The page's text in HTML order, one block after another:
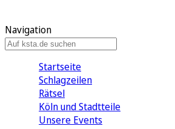
Navigation
Startseite
Schlagzeilen
Rätsel
Köln und Stadtteile
Unsere Events